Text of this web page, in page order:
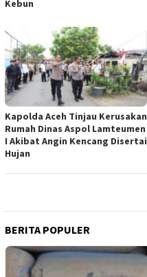
Kebun
Kapolda Aceh Tinjau Kerusakan
Rumah Dinas Aspol Lamteumen
I Akibat Angin Kencang Disertai
Hujan
BERITA POPULER